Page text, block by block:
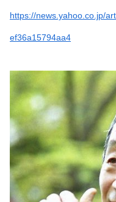
https://news.yahoo.co.jp/
ef36a15794aa4